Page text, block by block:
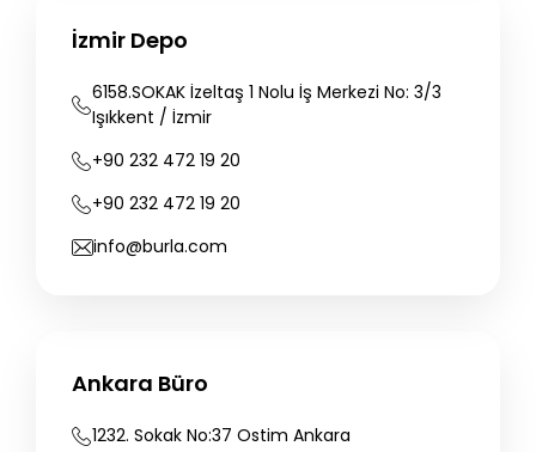
İzmir Depo
6158.SOKAK İzeltaş 1 Nolu İş Merkezi No: 3/3
Işıkkent / İzmir
+90 232 472 19 20
+90 232 472 19 20
info@burla.com
Ankara Büro
1232. Sokak No:37 Ostim Ankara